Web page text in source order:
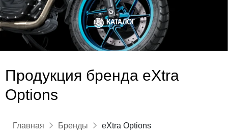
КАТАЛОГ
Продукция бренда eXtra
Options
Главная Бренды eXtra Options